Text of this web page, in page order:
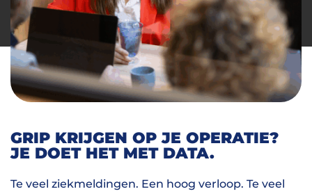
GRIP KRIJGEN OP JE OPERATIE?
JE DOET HET MET DATA.
Te veel ziekmeldingen. Een hoog verloop. Te veel